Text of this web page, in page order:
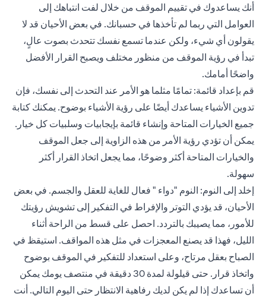
أنك يساعدوك في تقييم الموقف من خلال لفت انتباهك إلى
العوامل التي ربما لم تأخذها في حسبانك. في بعض الأحيان قد لا
يقولون أي شيء، ولكن عندما تسمع نفسك تتحدث بصوت عالٍ،
تبدأ في رؤية الموقف من منظور مختلف ويصبح القرار الأفضل
واضحًا أمامك.
قم بإعداد قائمة: تمامًا مثلما هو الأمر عند التحدث إلى نفسك، فإن
تدوين الأشياء يساعدك أيضًا على رؤية الأشياء بوضوح. يمكنك كتابة
جميع الخيارات المتاحة وإنشاء قائمة بإيجابيات وسلبيات كل خيار.
يمكن أن تؤدي رؤية الأمر من هذه الزاوية إلى جعل الموقف
والخيارات المتاحة أكثر وضوحًا، مما يجعل اتخاذ القرار أكثر
سهولة.
إخلد إلى النوم: النوم "دواء " فعال للغاية للعقل والجسم. في بعض
الأحيان، قد يؤدي التوتر والإفراط في التفكير إلى تشويش رؤيتك
للأمور، مما يصيبك بالتردد. احصل على قسط من الراحة أثناء
الليل، فهذا قد يصنع المعجزات في مثل هذه المواقف. استيقظ في
الصباح بعقل مرتاح، وعلى استعداد للتفكير في الموقف بوضوح
واتخاذ قرار. حتى قيلولة لمدة 30 دقيقة في منتصف يومك يمكن
أن تساعدك إذا لم يكن لديك رفاهية الانتظار حتى اليوم التالي. أنت